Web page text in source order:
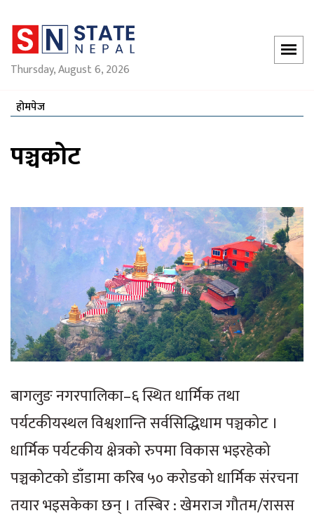
Thursday, August 6, 2026
होमपेज
पञ्चकोट
बागलुङ नगरपालिका–६ स्थित धार्मिक तथा
पर्यटकीयस्थल विश्वशान्ति सर्वसिद्धिधाम पञ्चकोट ।
धार्मिक पर्यटकीय क्षेत्रको रुपमा विकास भइरहेको
पञ्चकोटको डाँडामा करिब ५० करोडको धार्मिक संरचना
तयार भइसकेका छन् । तस्बिर : खेमराज गौतम/रासस